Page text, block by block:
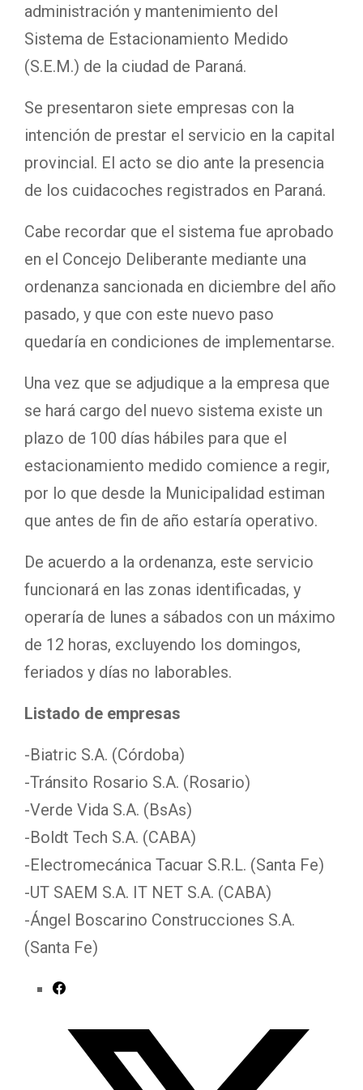
administración y mantenimiento del
Sistema de Estacionamiento Medido
(S.E.M.) de la ciudad de Paraná.
Se presentaron siete empresas con la
intención de prestar el servicio en la capital
provincial. El acto se dio ante la presencia
de los cuidacoches registrados en Paraná.
Cabe recordar que el sistema fue aprobado
en el Concejo Deliberante mediante una
ordenanza sancionada en diciembre del año
pasado, y que con este nuevo paso
quedaría en condiciones de implementarse.
Una vez que se adjudique a la empresa que
se hará cargo del nuevo sistema existe un
plazo de 100 días hábiles para que el
estacionamiento medido comience a regir,
por lo que desde la Municipalidad estiman
que antes de fin de año estaría operativo.
De acuerdo a la ordenanza, este servicio
funcionará en las zonas identificadas, y
operaría de lunes a sábados con un máximo
de 12 horas, excluyendo los domingos,
feriados y días no laborables.
Listado de empresas
-Biatric S.A. (Córdoba)
-Tránsito Rosario S.A. (Rosario)
-Verde Vida S.A. (BsAs)
-Boldt Tech S.A. (CABA)
-Electromecánica Tacuar S.R.L. (Santa Fe)
-UT SAEM S.A. IT NET S.A. (CABA)
-Ángel Boscarino Construcciones S.A.
(Santa Fe)